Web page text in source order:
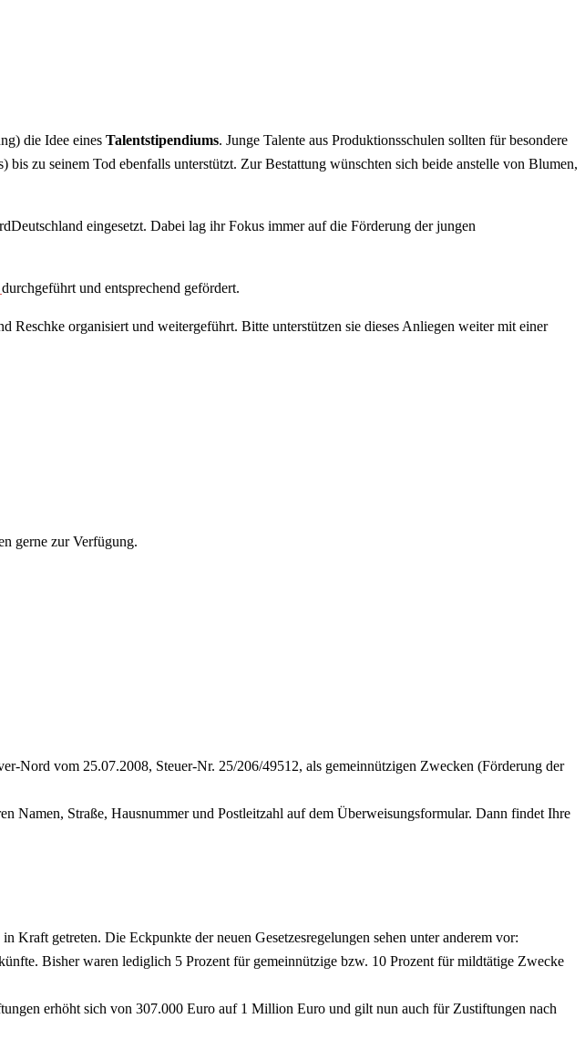
die Idee eines Talentstipendiums. Junge Talente aus Produktionsschulen sollten für besondere
zu seinem Tod ebenfalls unterstützt. Zur Bestattung wünschten sich beide anstelle von Blumen,
eingesetzt. Dabei lag ihr Fokus immer auf die Förderung der jungen
durchgeführt und entsprechend gefördert.
organisiert und weitergeführt. Bitte unterstützen sie dieses Anliegen weiter mit einer
gerne zur Verfügung.
Nord vom 25.07.2008, Steuer-Nr. 25/206/49512, als gemeinnützigen Zwecken (Förderung der
Namen, Straße, Hausnummer und Postleitzahl auf dem Überweisungsformular. Dann findet Ihre
Kraft getreten. Die Eckpunkte der neuen Gesetzesregelungen sehen unter anderem vor:
Bisher waren lediglich 5 Prozent für gemeinnützige bzw. 10 Prozent für mildtätige Zwecke
erhöht sich von 307.000 Euro auf 1 Million Euro und gilt nun auch für Zustiftungen nach